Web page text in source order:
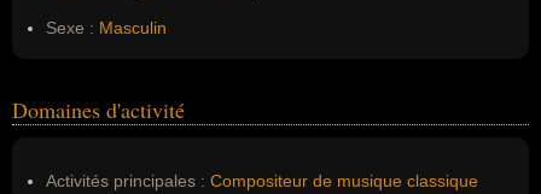
Sexe : Masculin
Domaines d'activité
Activités principales : Compositeur de musique classique